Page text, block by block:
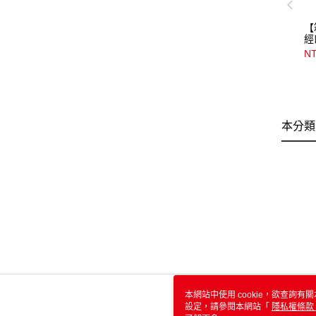
經
本分
本網站中使用 cookie，欲查詢有
設定，請參閱本網站「 隱私權條款